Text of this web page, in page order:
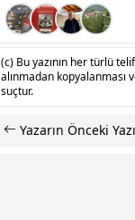
(c) Bu yazının her türlü
alınmadan kopyalanması
suçtur.
Yazarın Önceki